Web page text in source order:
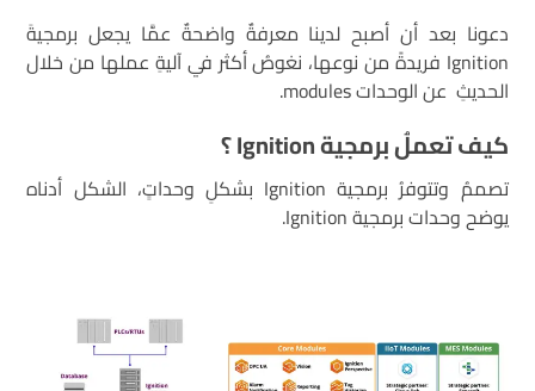
دعونا بعد أن أصبح لدينا معرفةٌ واضحةٌ عمَّا يجعل برمجيةَ
Ignition فريدةً من نوعها، نغوصُ أكثر في آليةِ عملها من خلال
الحديثِ عن الوحدات modules.
كيف تعملُ برمجيةIgnition؟
تصممُ وتتوفرُ برمجية Ignition بشكلِ وحداتٍ، الشكل أدناه
يوضح وحدات برمجية Ignition.